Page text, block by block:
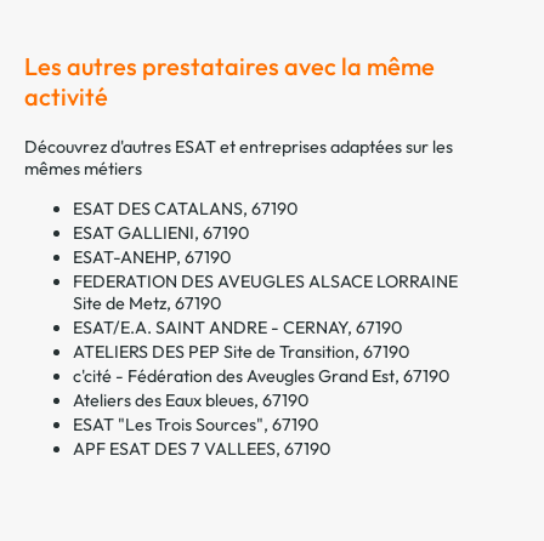
Les autres prestataires avec la même
activité
Découvrez d'autres ESAT et entreprises adaptées sur les
mêmes métiers
ESAT DES CATALANS, 67190
ESAT GALLIENI, 67190
ESAT-ANEHP, 67190
FEDERATION DES AVEUGLES ALSACE LORRAINE
Site de Metz, 67190
ESAT/E.A. SAINT ANDRE - CERNAY, 67190
ATELIERS DES PEP Site de Transition, 67190
c'cité - Fédération des Aveugles Grand Est, 67190
Ateliers des Eaux bleues, 67190
ESAT "Les Trois Sources", 67190
APF ESAT DES 7 VALLEES, 67190